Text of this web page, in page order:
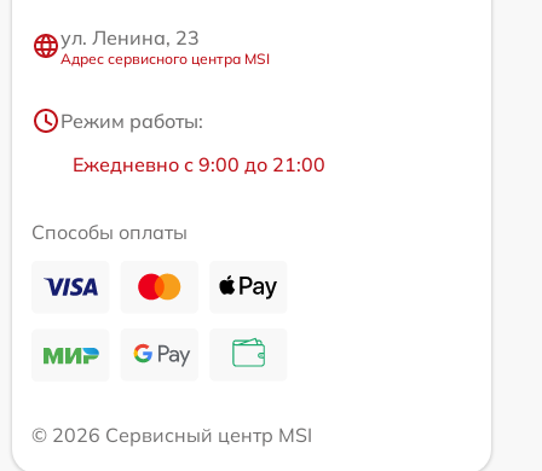
ул. Ленина, 23
Адрес сервисного центра MSI
Режим работы:
Ежедневно с 9:00 до 21:00
Способы оплаты
© 2026 Сервисный центр MSI